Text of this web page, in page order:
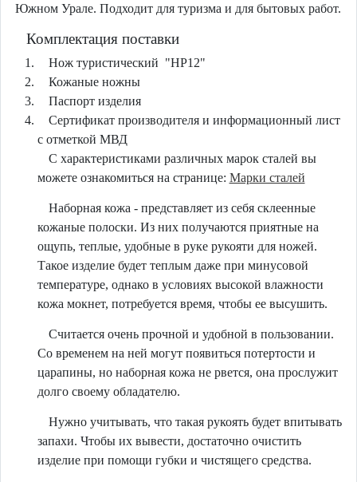
Южном Урале. Подходит для туризма и для бытовых работ.
Комплектация поставки
Нож туристический "НР12"
Кожаные ножны
Паспорт изделия
Сертификат производителя и информационный лист
с отметкой МВД
С характеристиками различных марок сталей вы
можете ознакомиться на странице: Марки сталей
Наборная кожа - представляет из себя склеенные
кожаные полоски. Из них получаются приятные на
ощупь, теплые, удобные в руке рукояти для ножей.
Такое изделие будет теплым даже при минусовой
температуре, однако в условиях высокой влажности
кожа мокнет, потребуется время, чтобы ее высушить.
Считается очень прочной и удобной в пользовании.
Со временем на ней могут появиться потертости и
царапины, но наборная кожа не рвется, она прослужит
долго своему обладателю.
Нужно учитывать, что такая рукоять будет впитывать
запахи. Чтобы их вывести, достаточно очистить
изделие при помощи губки и чистящего средства.